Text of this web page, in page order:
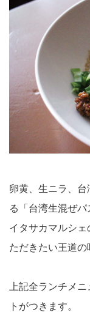
卵黄、生ニラ、
る「台湾生混ぜパ
イタサカマルシ
ただきたい王道の
上記全ランチメ
トがつきます。